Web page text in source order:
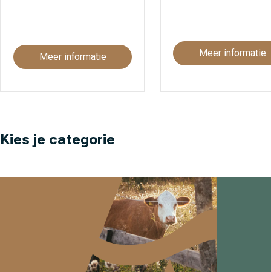
Meer informatie Meer informatie
Kies je categorie